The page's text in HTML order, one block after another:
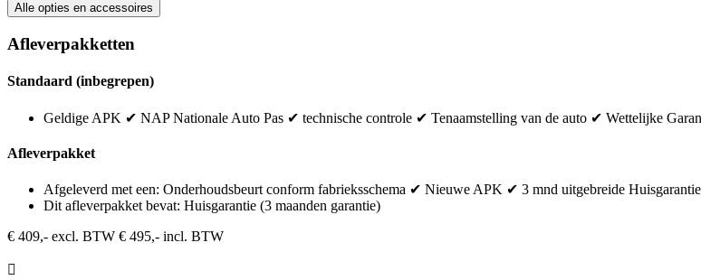
Alle opties en accessoires
Afleverpakketten
Standaard (inbegrepen)
Geldige APK ✔ NAP Nationale Auto Pas ✔ technische controle ✔ Tenaamstelling van de auto ✔ Wettelijke
Afleverpakket
Afgeleverd met een: Onderhoudsbeurt conform fabrieksschema ✔ Nieuwe APK ✔ 3 mnd uitgebreide
Dit afleverpakket bevat: Huisgarantie (3 maanden garantie)
€ 409,- excl. BTW € 495,- incl. BTW